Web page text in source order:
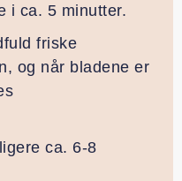
i ca. 5 minutter.
friske
og når bladene er
ca. 6-8